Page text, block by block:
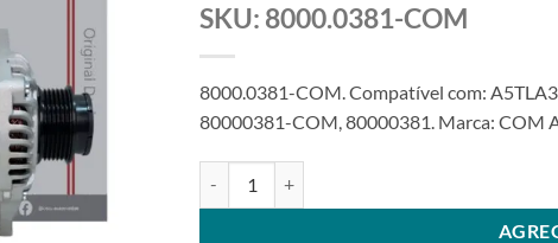
SKU: 8000.0381-COM
8000.0381-COM. Compatível com:
80000381-COM, 80000381. Marca: COM